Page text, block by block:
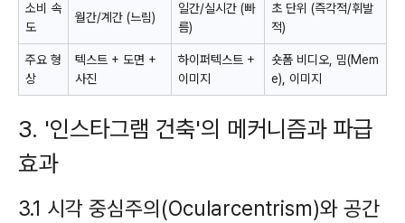
소비 속
도
월간/계간 (느림)
일간/실시간 (빠
름)
초 단위 (즉각적/휘발
적)
주요 형
상
텍스트 + 도면 +
사진
하이퍼텍스트 +
이미지
숏폼 비디오, 밈(Mem
e), 이미지
3. '인스타그램 건축'의 메커니즘과 파급
효과
3.1 시각 중심주의(Ocularcentrism)와 공간